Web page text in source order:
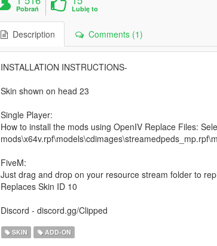
Pobrań Lubię to
Description Comments (1)
INSTALLATION INSTRUCTIONS-
Skin shown on head 23
Single Player:
How to install the mods using OpenIV Replace Files:
FiveM:
Just drag and drop on your resource stream folder to
Replaces Skin ID 10
Discord - discord.gg/Clipped
SKIN ADD-ON